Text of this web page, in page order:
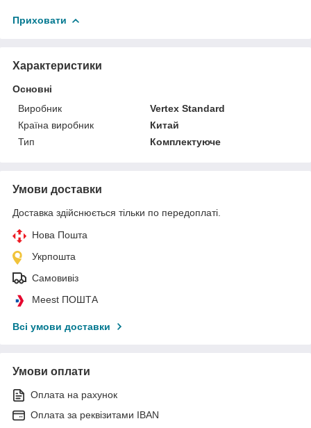
Приховати
Характеристики
Основні
Виробник
Vertex Standard
Країна виробник
Китай
Тип
Комплектуюче
Умови доставки
Доставка здійснюється тільки по передоплаті.
Нова Пошта
Укрпошта
Самовивіз
Meest ПОШТА
Всі умови доставки
Умови оплати
Оплата на рахунок
Оплата за реквізитами IBAN